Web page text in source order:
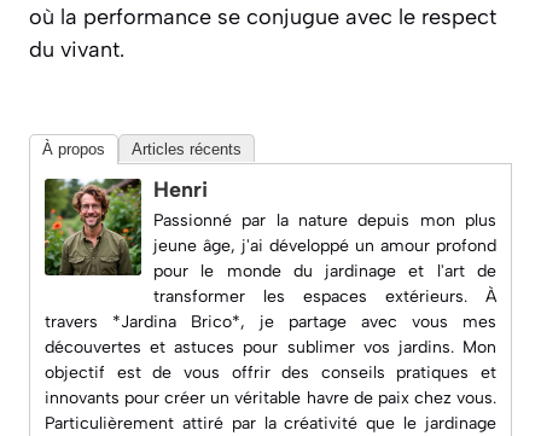
où la performance se conjugue avec le respect
du vivant.
À propos Articles récents
Henri
Passionné par la nature depuis mon plus
jeune âge, j'ai développé un amour profond
pour le monde du jardinage et l'art de
transformer les espaces extérieurs. À
travers *Jardina Brico*, je partage avec vous mes
découvertes et astuces pour sublimer vos jardins. Mon
objectif est de vous offrir des conseils pratiques et
innovants pour créer un véritable havre de paix chez vous.
Particulièrement attiré par la créativité que le jardinage